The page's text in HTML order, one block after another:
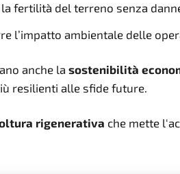
fertilità del terreno senza
l’impatto ambientale delle
anche la sostenibilità
resilienti alle sfide future.
rigenerativa che mette